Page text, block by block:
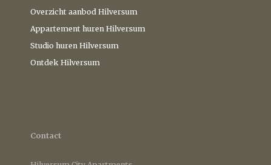
Overzicht aanbod Hilversum
Appartement huren Hilversum
Studio huren Hilversum
Ontdek Hilversum
Contact